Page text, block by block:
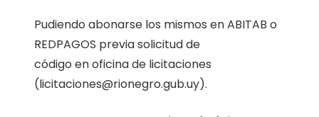
Pudiendo abonarse los mismos en ABITAB o
REDPAGOS previa solicitud de
código en oficina de licitaciones
(licitaciones@rionegro.gub.uy).